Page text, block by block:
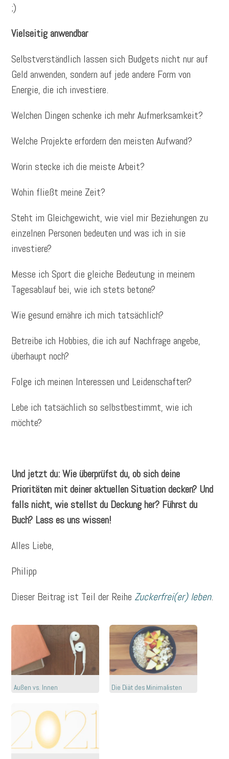
;)
Vielseitig anwendbar
Selbstverständlich lassen sich Budgets nicht nur auf
Geld anwenden, sondern auf jede andere Form von
Energie, die ich investiere.
Welchen Dingen schenke ich mehr Aufmerksamkeit?
Welche Projekte erfordern den meisten Aufwand?
Worin stecke ich die meiste Arbeit?
Wohin fließt meine Zeit?
Steht im Gleichgewicht, wie viel mir Beziehungen zu
einzelnen Personen bedeuten und was ich in sie
investiere?
Messe ich Sport die gleiche Bedeutung in meinem
Tagesablauf bei, wie ich stets betone?
Wie gesund ernähre ich mich tatsächlich?
Betreibe ich Hobbies, die ich auf Nachfrage angebe,
überhaupt noch?
Folge ich meinen Interessen und Leidenschaften?
Lebe ich tatsächlich so selbstbestimmt, wie ich
möchte?
Und jetzt du: Wie überprüfst du, ob sich deine
Prioritäten mit deiner aktuellen Situation decken? Und
falls nicht, wie stellst du Deckung her? Führst du
Buch? Lass es uns wissen!
Alles Liebe,
Philipp
Dieser Beitrag ist Teil der Reihe Zuckerfrei(er) leben.
Außen vs. Innen Die Diät des Minimalisten